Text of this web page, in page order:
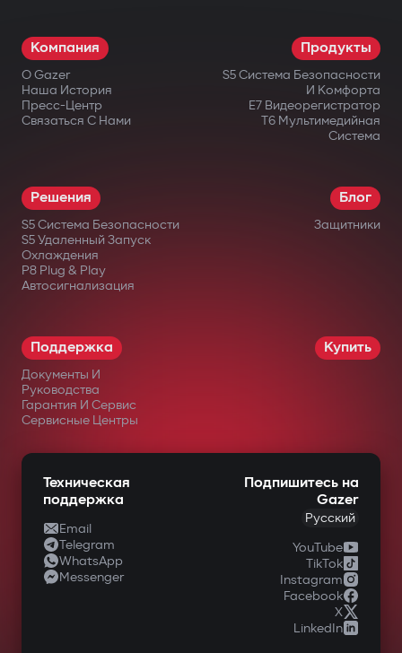
Компания
О Gazer
Наша История
Пресс-Центр
Связаться С Нами
Продукты
S5 Система Безопасности
И Комфорта
E7 Видеорегистратор
T6 Мультимедийная
Система
Решения
S5 Система Безопасности
S5 Удаленный Запуск
Охлаждения
P8 Plug & Play
Автосигнализация
Блог
Защитники
Поддержка
Документы И
Руководства
Гарантия И Сервис
Сервисные Центры
Купить
Техническая
поддержка
Email
Telegram
WhatsApp
Messenger
Подпишитесь на
Gazer
Русский
YouTube
TikTok
Instagram
Facebook
X
LinkedIn